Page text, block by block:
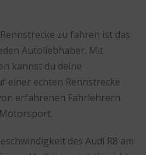
zu fahren ist das
Autoliebhaber. Mit
kannst du deine
einer echten Rennstrecke
erfahrenen Fahrlehrern
des Audi R8 am